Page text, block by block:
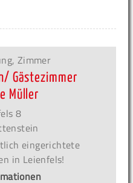
Zimmer
Gästezimmer
Müller
8
eingerichtete
in Leienfels!